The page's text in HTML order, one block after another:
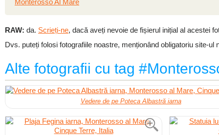
Monterosso Al Mare
RAW: da. Scrieți-ne, dacă aveți nevoie de fișierul inițial al acestei
Dvs. puteți folosi fotografiile noastre, menționând obligatoriu site-ul
Alte fotografii cu tag
Vedere de pe Poteca Albastră iarna